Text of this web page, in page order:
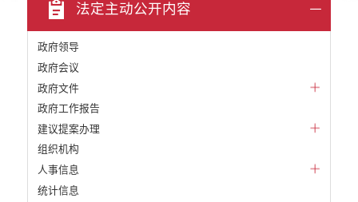
法定主动公开内容
政府领导
政府会议
政府文件
政府工作报告
建议提案办理
组织机构
人事信息
统计信息